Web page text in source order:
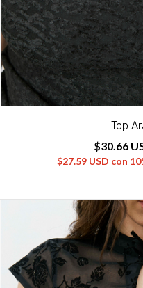
Top
$30.66
$27.59 USD con